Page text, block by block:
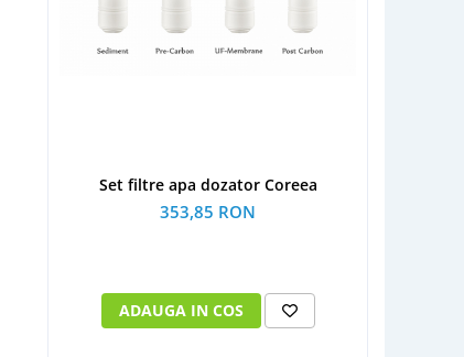
Set filtre apa dozator Coreea
353,85 RON
ADAUGA IN COS